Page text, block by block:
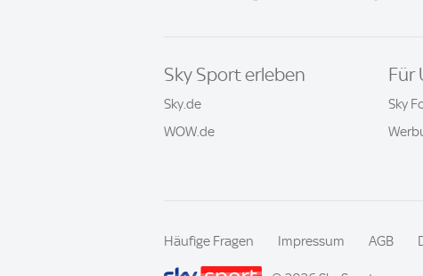
Sky Sport erleben
Sky.de
WOW.de
Für
Sky
Häufige Fragen Impressum AGB